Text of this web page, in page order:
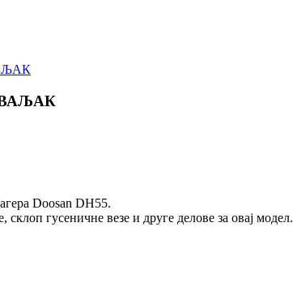
ВАЉАК
Doosan DH55.
гусеничне везе и друге делове за овај модел.